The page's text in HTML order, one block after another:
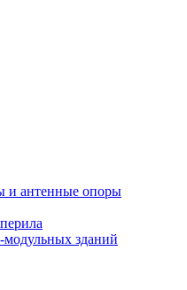
и антенные опоры
модульных зданий